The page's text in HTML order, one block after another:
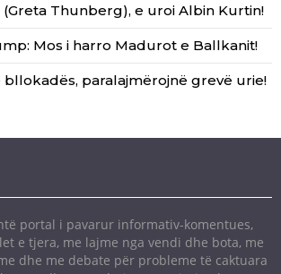
(Greta Thunberg), e uroi Albin Kurtin!
Mos i harro Madurot e Ballkanit!
paralajmërojnë grevë urie!
portal i pavarur informativ-komentues,
e tjera, me lajme nga vendi dhe bota, me
dhe me debate për probleme të caktuara